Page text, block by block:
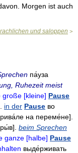
Morgen ist auch
und saloppen >
па́уза
Ruhezeit meist
große [kleine] Pause
in der Pause во
на переме́не].
beim Sprechen
ganze [halbe] Pause
выде́рживать